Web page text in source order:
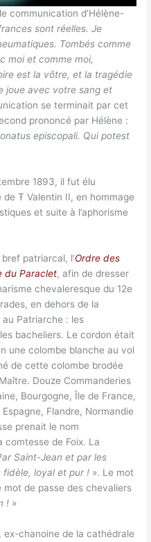
communication d’Hélène-
sont réelles. Je
Tombés comme
moi et comme moi,
est la vôtre, et la tragédie
joue avec votre sang et
se terminait par cet
prononcé par Hélène :
episcopali. Qui potest
1893, il fut élu
Ŧ Valentin II, en hommage
et suite à l’aphorisme
patriarcal, l’Ordre des
du Paraclet, afin de dresser
chevaleresque du 12e
en dehors de la
Patriarche : les
bacheliers. Le cordon était
une colombe blanche au vol
de cette colombe brodée
Douze Commanderies
Bourgogne, Île de France,
Flandre, Normandie
prenait le nom
comtesse de Foix. La
Saint-Jean et par les
fidèle, loyal et pur ! ». Le mot
mot de passe des chevaliers
! »
ex-chanoine de la cathédrale